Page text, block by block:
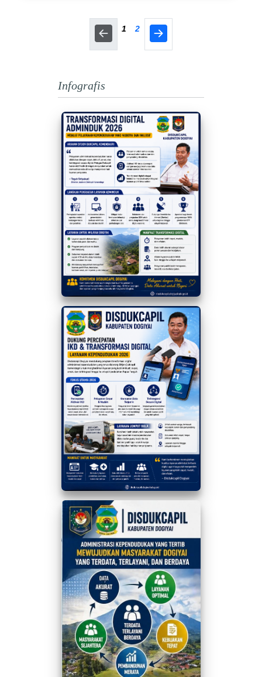
1 2
Infografis